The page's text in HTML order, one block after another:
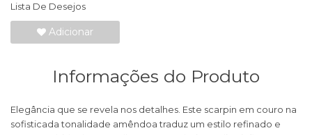
Lista De Desejos
Adicionar
Informações do Produto
Elegância que se revela nos detalhes. Este scarpin em couro na
sofisticada tonalidade amêndoa traduz um estilo refinado e